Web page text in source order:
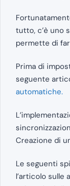
tutto, c’è uno
permette di
Prima di
seguente
automatiche.
Creazione di
Le seguenti
l’articolo sulle